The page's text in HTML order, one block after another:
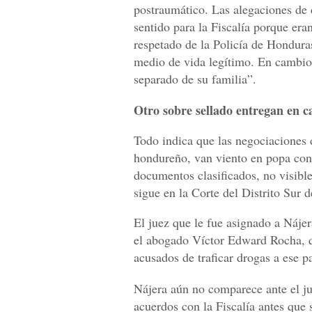
postraumático. Las alegaciones
sentido para la Fiscalía porque
respetado de la Policía de
medio de vida legítimo. En
separado de su familia”.
Otro sobre sellado entregan en
Todo indica que las
hondureño, van viento en popa
documentos clasificados, no
sigue en la Corte del Distrito Sur
El juez que le fue asignado a
el abogado Víctor Edward Rocha,
acusados de traficar drogas a ese
Nájera aún no comparece ante el
acuerdos con la Fiscalía antes